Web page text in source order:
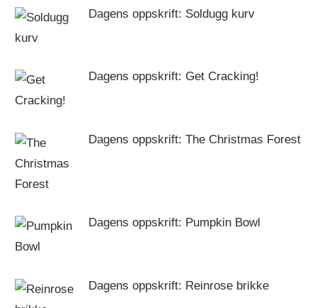
Dagens oppskrift: Soldugg kurv
Dagens oppskrift: Get Cracking!
Dagens oppskrift: The Christmas Forest
Dagens oppskrift: Pumpkin Bowl
Dagens oppskrift: Reinrose brikke